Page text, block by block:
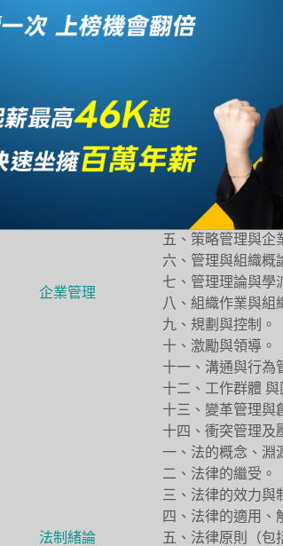
專業科目A
企業管理
一、企業營運的目
二、企業倫理與社
三、企業營運的
四、企業營運的
五、策略管理與企
六、管理與組織概
七、管理理論與學
八、組織作業與組
九、規劃與控制。
十、激勵與領導。
十一、溝通與行為
十二、工作群體 與
十三、變革管理與
十四、衝突管理及
法制緒論
一、法的概念、淵
二、法律的繼受。
三、法律的效力與
四、法律的適用、
五、法律原則（包